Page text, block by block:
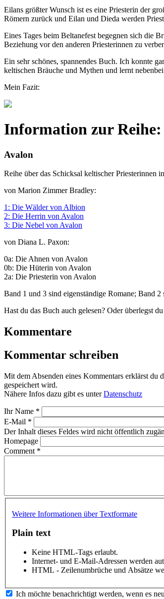
Eilans größter Wunsch ist es eine Priesterin der
Römern zurück und Eilan und Dieda werden
Eines Tages beim Beltanefest begegnen sich die
Beziehung vor den anderen Priesterinnen zu
Ein sehr schönes, spannendes Buch. Ich konnte
keltischen Bräuche und Mythen und lernt
Mein Fazit:
Information zur Reihe:
Avalon
Reihe über das Schicksal keltischer
von Marion Zimmer Bradley:
1: Die Wälder von Albion
2: Die Herrin von Avalon
3: Die Nebel von Avalon
von Diana L. Paxon:
0a: Die Ahnen von Avalon
0b: Die Hüterin von Avalon
2a: Die Priesterin von Avalon
Band 1 und 3 sind eigenständige Romane; Band
Hast du das Buch auch gelesen? Oder überlegst
Kommentare
Kommentar schreiben
Mit dem Absenden eines Kommentars erklärst du
gespeichert wird.
Nähere Infos dazu gibt es unterDatenschutz
Ihr Name *
E-Mail *
Der Inhalt dieses Feldes wird nicht öffentlich
Homepage
Comment *
Weitere Informationen über Textformate
Plain text
Keine HTML-Tags erlaubt.
Internet- und E-Mail-Adressen werden
HTML - Zeilenumbrüche und Absätze
Ich möchte benachrichtigt werden, wenn es